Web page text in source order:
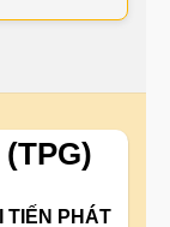
TIẾN PHÁT